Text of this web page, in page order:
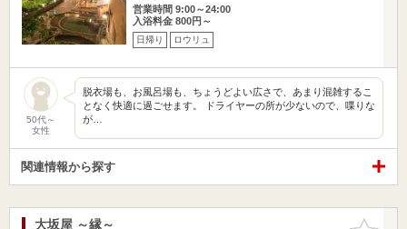
営業時間 9:00～24:00
入浴料金 800円～
日帰り ロウリュ
50代～
女性
脱衣場も、お風呂場も、ちょうどよい広さで、あまり混雑するこ
となく快適に過ごせます。 ドライヤーの所が少ないので、喋りな
が…
関連情報から探す
お気に入
大坂屋 ～縁～